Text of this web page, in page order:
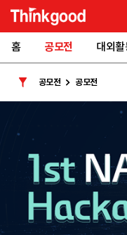
홈 공모전 대외
공모전 공모전